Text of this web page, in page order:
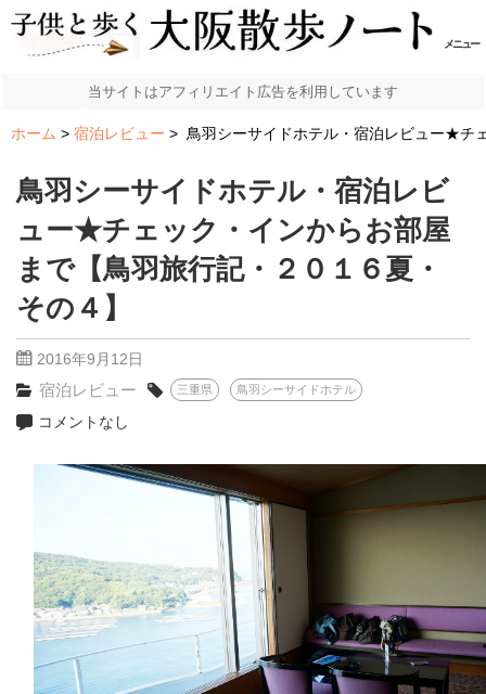
メニュー
当サイトはアフィリエイト広告を利用しています
ホーム 宿泊レビュー 鳥羽シーサイドホテル・宿泊レビュー★チ
鳥羽シーサイドホテル・宿泊レビ
ュー★チェック・インからお部屋
まで【鳥羽旅行記・２０１６夏・
その４】
2016年9月12日
宿泊レビュー 三重県 鳥羽シーサイドホテル
コメントなし